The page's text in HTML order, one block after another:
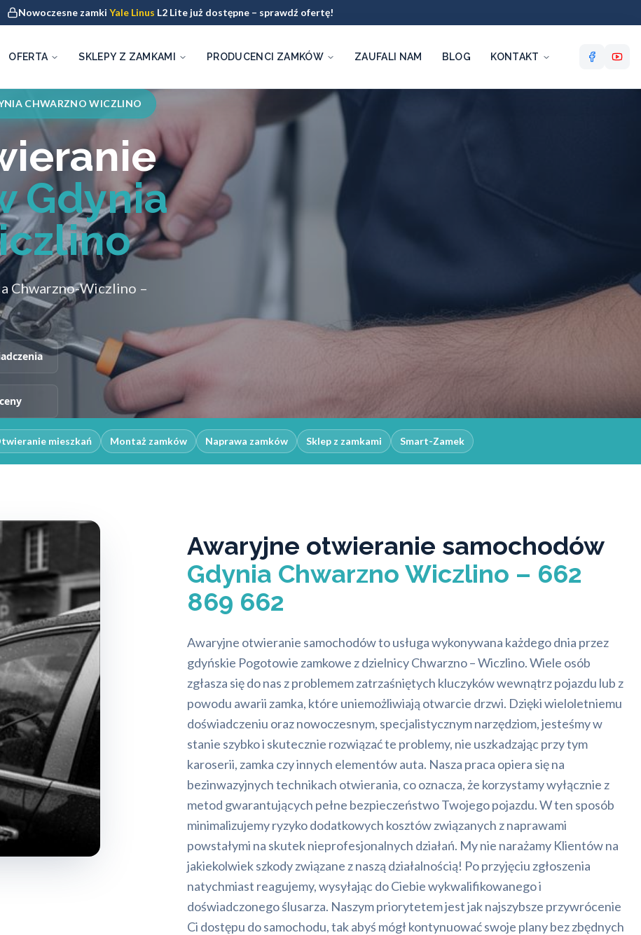
Nowoczesne zamki Yale Linus L2 Lite już dostępne – sprawdź ofertę!
OFERTA SKLEPY Z ZAMKAMI PRODUCENCI ZAMKÓW ZAUFALI NAM BLOG KONTAKT
CHWARZNO WICZLINO
Gdynia
Chwarzno-Wiczlino –
mieszkań Montaż zamków Naprawa zamków Sklep z zamkami Smart-Zamek
Awaryjne otwieranie samochodów
Gdynia Chwarzno Wiczlino – 662
869 662
Awaryjne otwieranie samochodów to usługa wykonywana każdego dnia przez
gdyńskie Pogotowie zamkowe z dzielnicy Chwarzno – Wiczlino. Wiele osób
zgłasza się do nas z problemem zatrzaśniętych kluczyków wewnątrz pojazdu lub z
powodu awarii zamka, które uniemożliwiają otwarcie drzwi. Dzięki wieloletniemu
doświadczeniu oraz nowoczesnym, specjalistycznym narzędziom, jesteśmy w
stanie szybko i skutecznie rozwiązać te problemy, nie uszkadzając przy tym
karoserii, zamka czy innych elementów auta. Nasza praca opiera się na
bezinwazyjnych technikach otwierania, co oznacza, że korzystamy wyłącznie z
metod gwarantujących pełne bezpieczeństwo Twojego pojazdu. W ten sposób
minimalizujemy ryzyko dodatkowych kosztów związanych z naprawami
powstałymi na skutek nieprofesjonalnych działań. My nie narażamy Klientów na
jakiekolwiek szkody związane z naszą działalnością! Po przyjęciu zgłoszenia
natychmiast reagujemy, wysyłając do Ciebie wykwalifikowanego i
doświadczonego ślusarza. Naszym priorytetem jest jak najszybsze przywrócenie
Ci dostępu do samochodu, tak abyś mógł kontynuować swoje plany bez zbędnych